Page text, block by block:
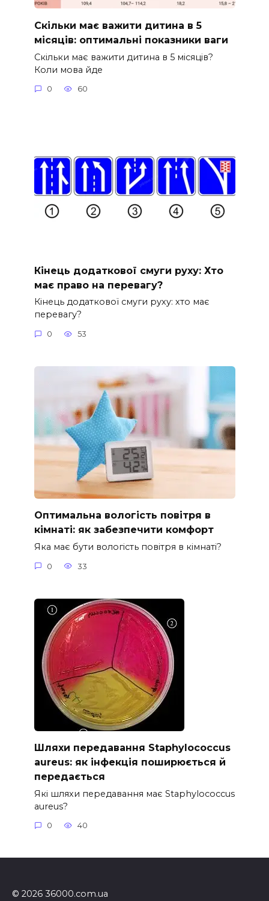
Скільки має важити дитина в 5
місяців: оптимальні показники ваги
Скільки має важити дитина в 5 місяців?
Коли мова йде
0 60
Кінець додаткової смуги руху: Хто
має право на перевагу?
Кінець додаткової смуги руху: хто має
перевагу?
0 53
Оптимальна вологість повітря в
кімнаті: як забезпечити комфорт
Яка має бути вологість повітря в кімнаті?
0 33
Шляхи передавання Staphylococcus
aureus: як інфекція поширюється й
передається
Які шляхи передавання має Staphylococcus
aureus?
0 40
© 2026 36000.com.ua